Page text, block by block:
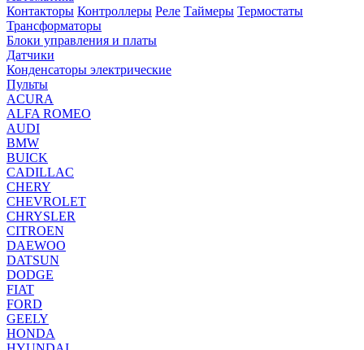
Контакторы Контроллеры Реле Таймеры Термостаты
Трансформаторы
Блоки управления и платы
Датчики
Конденсаторы электрические
Пульты
ACURA
ALFA ROMEO
AUDI
BMW
BUICK
CADILLAC
CHERY
CHEVROLET
CHRYSLER
CITROEN
DAEWOO
DATSUN
DODGE
FIAT
FORD
GEELY
HONDA